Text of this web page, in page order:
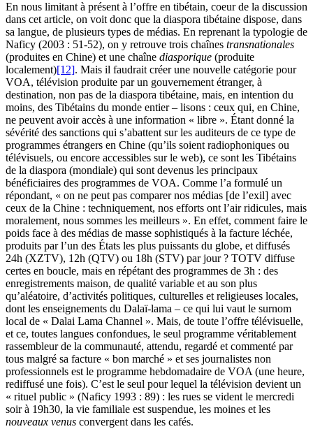
En nous limitant à présent à l’offre en tibétain, coeur de la discussion
dans cet article, on voit donc que la diaspora tibétaine dispose, dans
sa langue, de plusieurs types de médias. En reprenant la typologie de
Naficy (2003 : 51-52), on y retrouve trois chaînes transnationales
(produites en Chine) et une chaîne diasporique (produite
localement)[12]. Mais il faudrait créer une nouvelle catégorie pour
VOA, télévision produite par un gouvernement étranger, à
destination, non pas de la diaspora tibétaine, mais, en intention du
moins, des Tibétains du monde entier – lisons : ceux qui, en Chine,
ne peuvent avoir accès à une information « libre ». Étant donné la
sévérité des sanctions qui s’abattent sur les auditeurs de ce type de
programmes étrangers en Chine (qu’ils soient radiophoniques ou
télévisuels, ou encore accessibles sur le web), ce sont les Tibétains
de la diaspora (mondiale) qui sont devenus les principaux
bénéficiaires des programmes de VOA. Comme l’a formulé un
répondant, « on ne peut pas comparer nos médias [de l’exil] avec
ceux de la Chine : techniquement, nos efforts ont l’air ridicules, mais
moralement, nous sommes les meilleurs ». En effet, comment faire le
poids face à des médias de masse sophistiqués à la facture léchée,
produits par l’un des États les plus puissants du globe, et diffusés
24h (XZTV), 12h (QTV) ou 18h (STV) par jour ? TOTV diffuse
certes en boucle, mais en répétant des programmes de 3h : des
enregistrements maison, de qualité variable et au son plus
qu’aléatoire, d’activités politiques, culturelles et religieuses locales,
dont les enseignements du Dalaï-lama – ce qui lui vaut le surnom
local de « Dalai Lama Channel ». Mais, de toute l’offre télévisuelle,
et ce, toutes langues confondues, le seul programme véritablement
rassembleur de la communauté, attendu, regardé et commenté par
tous malgré sa facture « bon marché » et ses journalistes non
professionnels est le programme hebdomadaire de VOA (une heure,
rediffusé une fois). C’est le seul pour lequel la télévision devient un
« rituel public » (Naficy 1993 : 89) : les rues se vident le mercredi
soir à 19h30, la vie familiale est suspendue, les moines et les
nouveaux venus convergent dans les cafés.